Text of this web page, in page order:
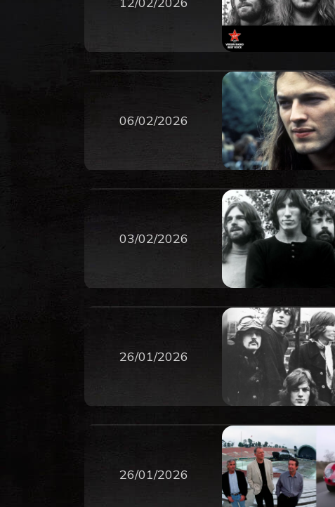
06/02/2026
03/02/2026
26/01/2026
26/01/2026